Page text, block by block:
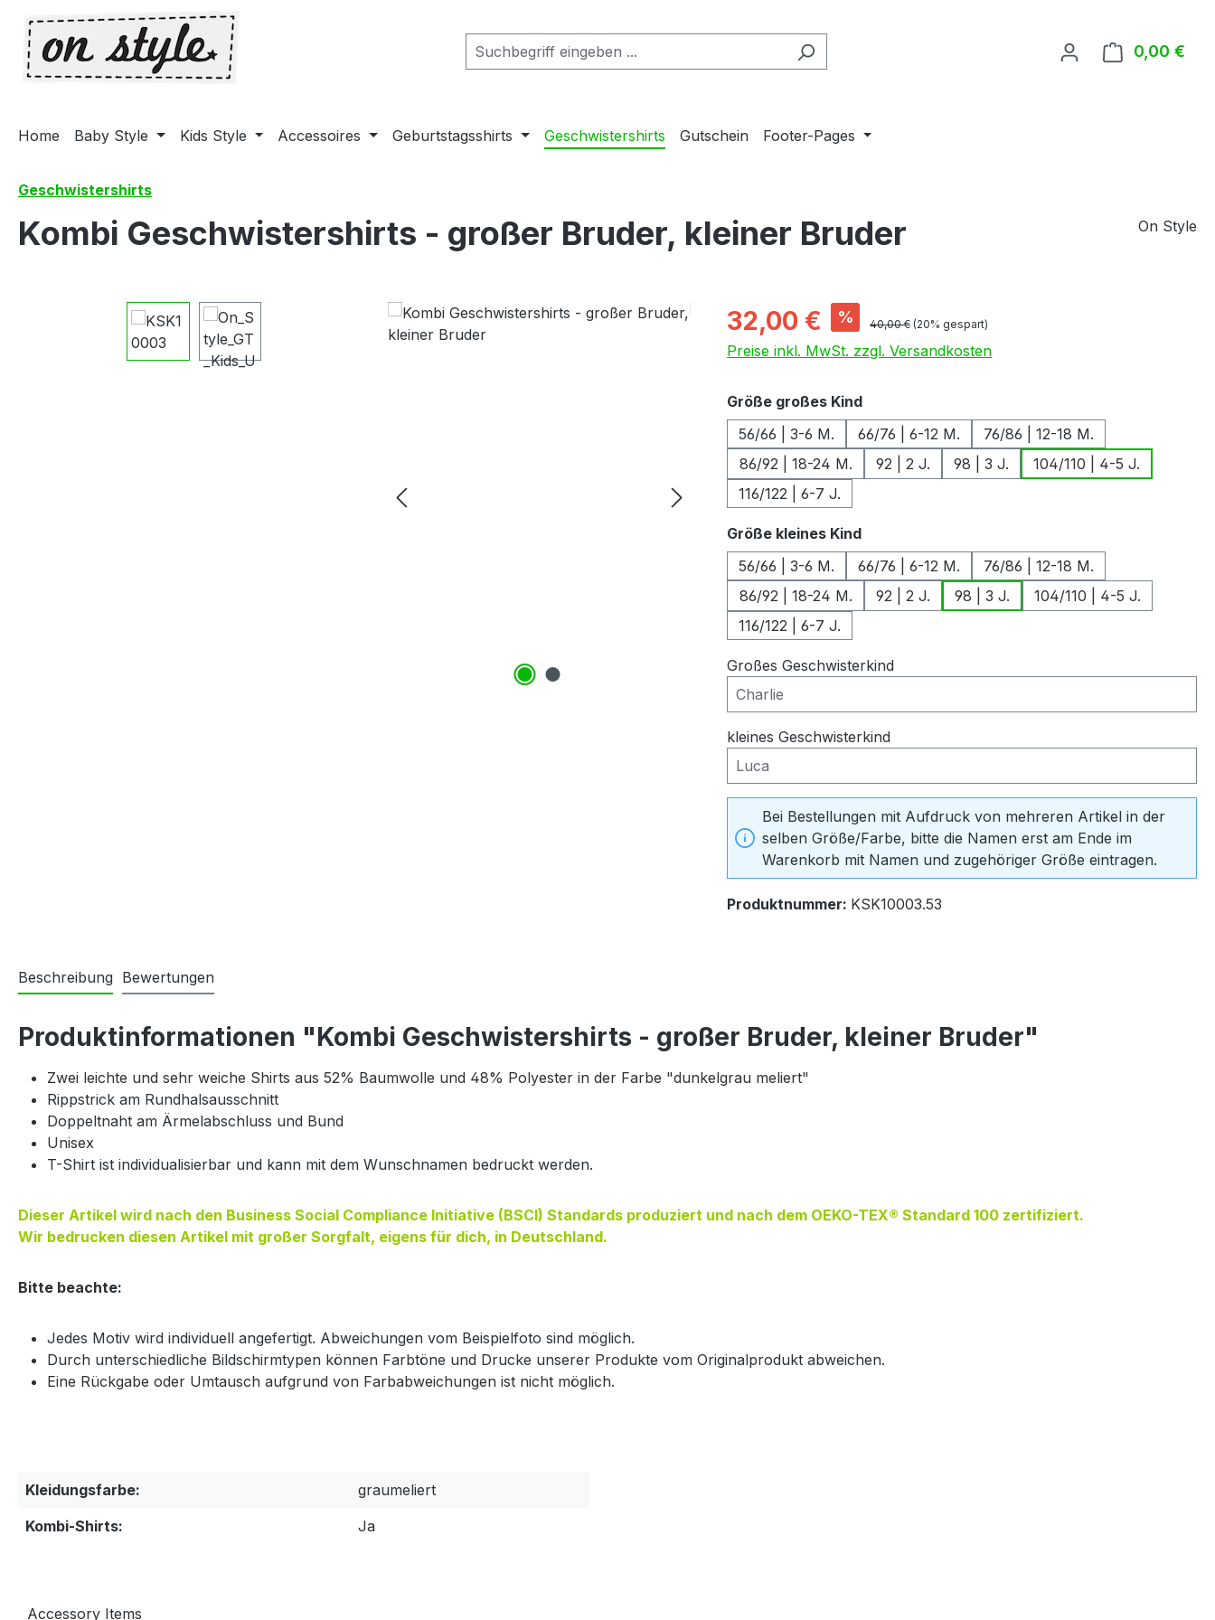
Hauptinhalt springen
Zur Suche springen
Zur Hauptnavigation springen
0,00 €
Home Baby Style Kids Style Accessoires Geburtstagsshirts Geschwistershirts Gutschein Footer-Pages
Geschwistershirts
Kombi Geschwistershirts - großer Bruder, kleiner Bruder On Style
Bildergalerie überspringen Verkaufspreis:
32,00 € % Regulärer Preis:
40,00 € (20% gespart)
Preise inkl. MwSt. zzgl. Versandkosten
Größe großes Kindauswählen
56/66 | 3-6 M.
66/76 | 6-12 M.
76/86 | 12-18 M.
86/92 | 18-24 M.
92 | 2 J. 98 | 3 J.
104/110 | 4-5 J.
116/122 | 6-7 J.
Größe kleines Kindauswählen
56/66 | 3-6 M.
66/76 | 6-12 M.
76/86 | 12-18 M.
86/92 | 18-24 M.
92 | 2 J. 98 | 3 J.
104/110 | 4-5 J.
116/122 | 6-7 J.
Großes Geschwisterkind
kleines Geschwisterkind
Bei Bestellungen mit Aufdruck von mehreren Artikel in der
selben Größe/Farbe, bitte die Namen erst am Ende im
Warenkorb mit Namen und zugehöriger Größe eintragen.
Produktnummer: KSK10003.53
Beschreibung Bewertungen
Produktinformationen "Kombi Geschwistershirts - großer Bruder, kleiner Bruder"
Zwei leichte und sehr weiche Shirts aus 52% Baumwolle und 48% Polyester in der Farbe "dunkelgrau meliert"
Rippstrick am Rundhalsausschnitt
Doppeltnaht am Ärmelabschluss und Bund
Unisex
T-Shirt ist individualisierbar und kann mit dem Wunschnamen bedruckt werden.
Dieser Artikel wird nach den Business Social Compliance Initiative (BSCI) Standards produziert und nach dem OEKO-TEX® Standard 100 zertifiziert.
Wir bedrucken diesen Artikel mit großer Sorgfalt, eigens für dich, in Deutschland.
Bitte beachte:
Jedes Motiv wird individuell angefertigt. Abweichungen vom Beispielfoto sind möglich.
Durch unterschiedliche Bildschirmtypen können Farbtöne und Drucke unserer Produkte vom Originalprodukt abweichen.
Eine Rückgabe oder Umtausch aufgrund von Farbabweichungen ist nicht möglich.
Kleidungsfarbe:
graumeliert
Kombi-Shirts:
Ja
Accessory Items